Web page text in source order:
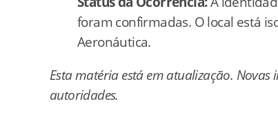
foram confirmadas. O local está
Aeronáutica.
Esta matéria está em atualização.
autoridades.